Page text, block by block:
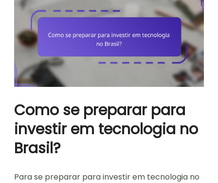
Como se preparar para
investir em tecnologia no
Brasil?
Para se preparar para investir em tecnologia no